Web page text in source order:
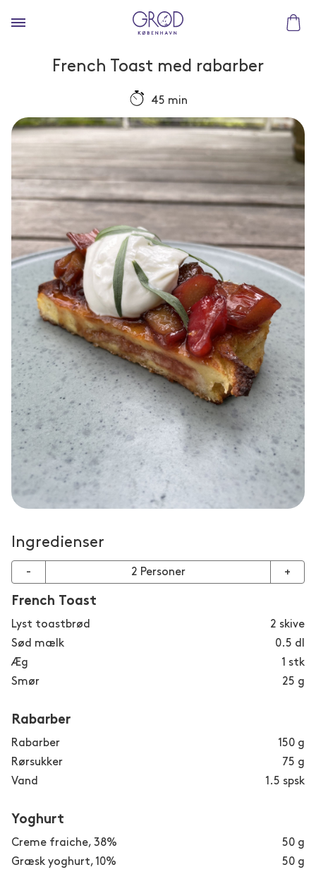
French Toast med rabarber
45 min
Ingredienser
- 2 Personer +
French Toast
Lyst toastbrød 2 skive
Sød mælk
0.5 dl
Æg
1 stk
Smør
25 g
Rabarber
Rabarber 150 g
Rørsukker
75 g
Vand
1.5 spsk
Yoghurt
Creme fraiche, 38% 50 g
Græsk yoghurt, 10%
50 g